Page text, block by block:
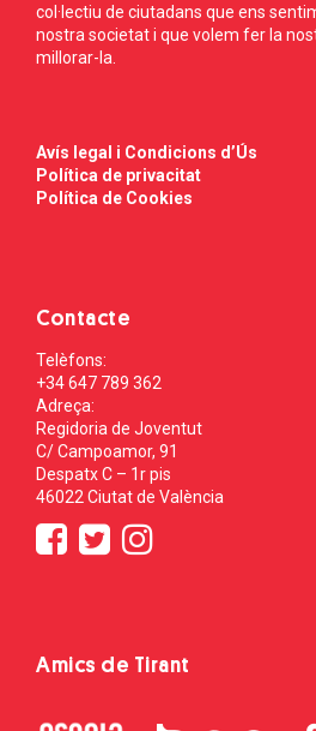
col·lectiu de ciutadans que ens
nostra societat i que volem fer la
millorar-la.
Avís legal i Condicions d’Ús
Política de privacitat
Política de Cookies
Contacte
Telèfons:
+34 647 789 362
Adreça:
Regidoria de Joventut
C/ Campoamor, 91
Despatx C – 1r pis
46022 Ciutat de València
Amics de Tirant